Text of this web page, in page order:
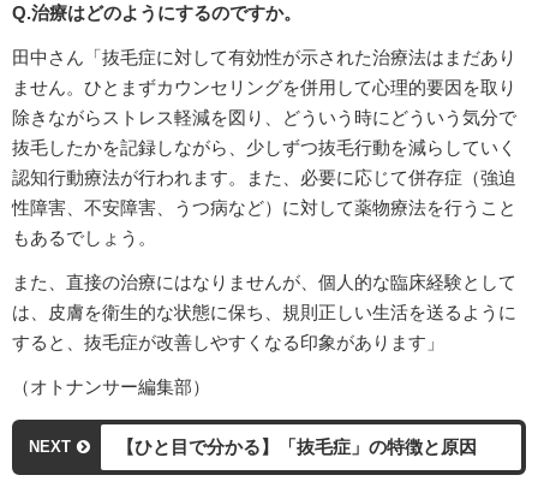
Q.治療はどのようにするのですか。
田中さん「抜毛症に対して有効性が示された治療法はまだあり
ません。ひとまずカウンセリングを併用して心理的要因を取り
除きながらストレス軽減を図り、どういう時にどういう気分で
抜毛したかを記録しながら、少しずつ抜毛行動を減らしていく
認知行動療法が行われます。また、必要に応じて併存症（強迫
性障害、不安障害、うつ病など）に対して薬物療法を行うこと
もあるでしょう。
また、直接の治療にはなりませんが、個人的な臨床経験として
は、皮膚を衛生的な状態に保ち、規則正しい生活を送るように
すると、抜毛症が改善しやすくなる印象があります」
（オトナンサー編集部）
NEXT 【ひと目で分かる】「抜毛症」の特徴と原因